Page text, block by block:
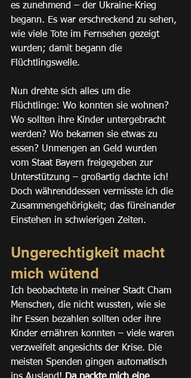
es zunehmend – der Ukraine-Krieg
begann. Es war erschreckend zu sehen,
wie viele Tote im Fernsehen gezeigt
wurden; damit begann die
Flüchtlingswelle.
Nun drehte sich alles um die
Flüchtlinge: Wo konnten sie wohnen?
Wo sollten ihre Kinder untergebracht
werden? Wo bekamen sie etwas zu
essen? Unmengen an Geld wurden
vom Staat Bayern freigegeben zur
Unterstützung – großartig dachte ich!
Doch währenddessen vermisste ich die
Zusammengehörigkeit; das füreinander
Einstehen in schwierigen Zeiten.
Ungerechtigkeit macht
mich wütend
Ich beobachtete in meiner Stadt Cham
Menschen, die nicht wussten, wie sie
ihr Essen bezahlen sollten oder ihre
Kinder ernähren konnten – viele waren
verzweifelt angesichts der Krise. Die
meisten Spenden gingen automatisch